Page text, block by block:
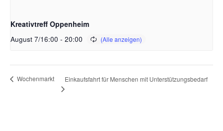
Kreativtreff Oppenheim
August 7/16:00 - 20:00
Wochenmarkt Einkaufsfahrt für Menschen mit Unterstützungsbedarf